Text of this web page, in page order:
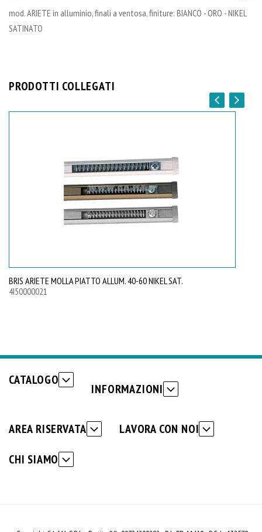
mod. ARIETE in alluminio, finali a ventosa, finiture: BIANCO - ORO - NIKEL
SATINATO
PRODOTTI COLLEGATI
BRIS ARIETE MOLLA PIATTO ALLUM. 40-60 NIKEL SAT.
4I50000021
CHI SIAMO
CATALOGO
INFORMAZIONI
AREA RISERVATA LAVORA CON NOI